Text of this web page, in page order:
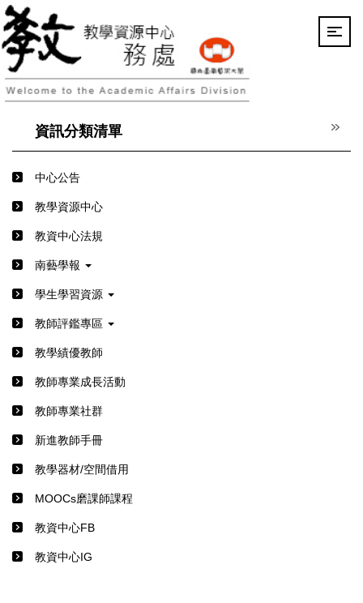
跳
到
主
要
內
容
資訊分類清單
中心公告
教學資源中心
教資中心法規
南藝學報
學生學習資源
教師評鑑專區
教學績優教師
教師專業成長活動
教師專業社群
新進教師手冊
教學器材/空間借用
MOOCs磨課師課程
教資中心FB
教資中心IG